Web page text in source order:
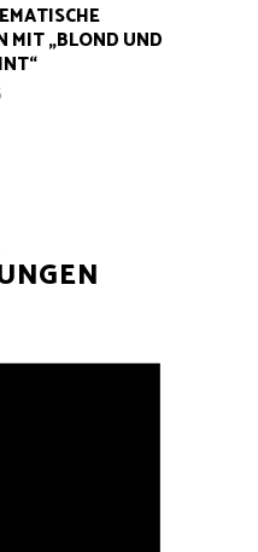
MIT „BLOND UND